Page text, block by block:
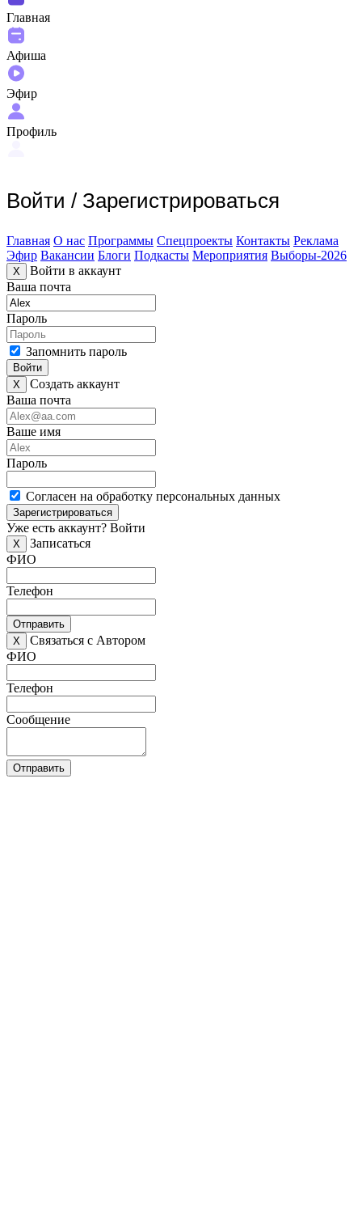
Главная
Афиша
Эфир
Профиль
Войти / Зарегистрироваться
Главная О нас Программы Спецпроекты Контакты Реклама
Эфир Вакансии Блоги Подкасты Мероприятия Выборы-2026
X
Войти в аккаунт
Ваша почта
Пароль
Запомнить пароль
Войти
X
Создать аккаунт
Ваша почта
Ваше имя
Пароль
Согласен на обработку персональных данных
Зарегистрироваться
Уже есть аккаунт? Войти
X
Записаться
ФИО
Телефон
Отправить
X
Связаться с Автором
ФИО
Телефон
Сообщение
Отправить